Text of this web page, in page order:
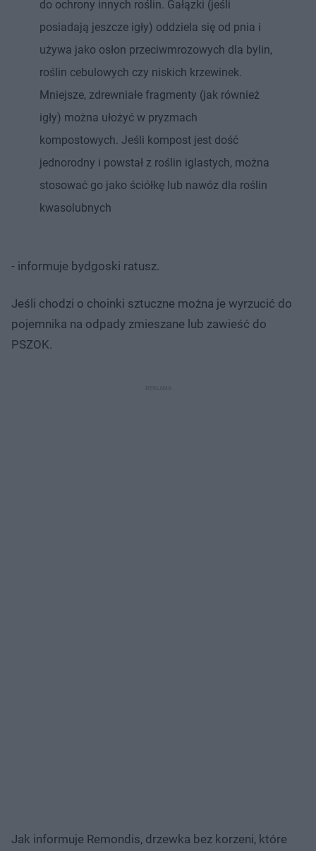
do ochrony innych roślin. Gałązki (jeśli
posiadają jeszcze igły) oddziela się od pnia i
używa jako osłon przeciwmrozowych dla bylin,
roślin cebulowych czy niskich krzewinek.
Mniejsze, zdrewniałe fragmenty (jak również
igły) można ułożyć w pryzmach
kompostowych. Jeśli kompost jest dość
jednorodny i powstał z roślin iglastych, można
stosować go jako ściółkę lub nawóz dla roślin
kwasolubnych
- informuje bydgoski ratusz.
Jeśli chodzi o choinki sztuczne można je wyrzucić do
pojemnika na odpady zmieszane lub zawieść do
PSZOK.
Jak informuje Remondis, drzewka bez korzeni, które